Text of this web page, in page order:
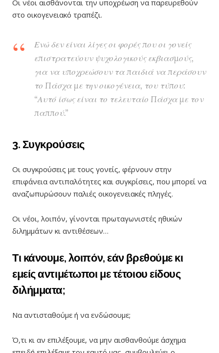
Οι νέοι αισθάνονται την υποχρέωση να παρευρεθούν
στο οικογενειακό τραπέζι.
Ενώ δεν είναι λίγες οι φορές που οι γονείς
επιστρατεύουν ψυχολογικούς εκβιασμούς,
για να υποχρεώσουν τα παιδιά να περάσουν
το Πάσχα με την οικογένεια, του τύπου:
“Αυτό ίσως είναι το τελευταίο Πάσχα με τον
παππού.”
3. Συγκρούσεις
Οι συγκρούσεις με τους γονείς, φέρνουν στην
επιφάνεια αντιπαλότητες και συγκρίσεις, που μπορεί να
αναζωπυρώσουν παλιές οικογενειακές πληγές.
Οι νέοι, λοιπόν, γίνονται πρωταγωνιστές ηθικών
διλημμάτων κι αντιθέσεων…
Τι κάνουμε, λοιπόν, εάν βρεθούμε κι
εμείς αντιμέτωποι με τέτοιου είδους
διλήμματα;
Να αντισταθούμε ή να ενδώσουμε;
Ό,τι κι αν επιλέξουμε, να μην αισθανθούμε άσχημα